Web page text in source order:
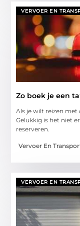
VERVOER EN
Zo boek je een
Als je wilt reizen met
Gelukkig is het niet
reserveren.
Vervoer En
VERVOER EN